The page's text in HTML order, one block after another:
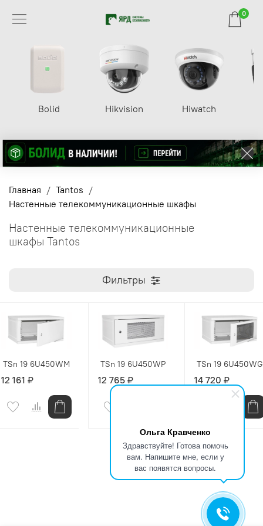
Ольга Кравченко
Здравствуйте! Готова помочь
вам. Напишите мне, если у
вас появятся вопросы.
0
Bolid Hikvision Hiwatch
Главная
Tantos
Настенные телекоммуникационные шкафы
Настенные телекоммуникационные
шкафы Tantos
Фильтры
TSn 19 6U450WM
12 161 ₽
TSn 19 6U450WP
12 765 ₽
TSn 19 6U450WG
14 720 ₽